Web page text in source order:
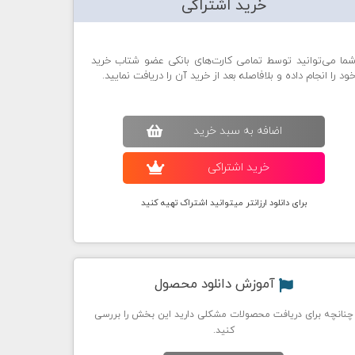
خرید اشتراکی
شما می‌توانید توسط تمامی کارت‌های بانکی عضو شتاب خرید
خود را انجام داده و بلافاصله بعد از خرید آن را دریافت نمایید.
اضافه به سبد خريد
خريد اشتراکی
برای دانلود ارزانتر میتوانید اشتراک تهیه کنید
آموزش دانلود محصول
چنانچه برای دریافت محصولات مشکلی دارید این بخش را بررسی
کنید.